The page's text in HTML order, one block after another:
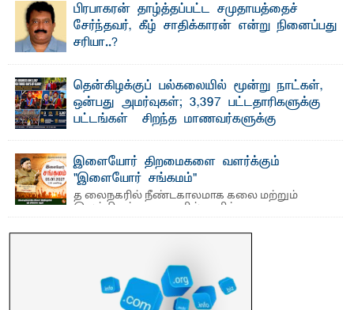
பாண்டிருப்பு ...பிரபாகரன் தாழ்த்தப்பட்ட சமுதாயத்தைச்
சேர்ந்தவர், கீழ் சாதிக்காரன் என்று நினைப்பது
சரியா..?
தென்கிழக்குப் பல்கலையில் மூன்று நாட்கள்,
ஒன்பது அமர்வுகள்; 3,397 பட்டதாரிகளுக்கு
பட்டங்கள் – சிறந்த மாணவர்களுக்கு
மற்றும் சிறப்புப் பரிசுகள்
எம்.வை. அமீர்- ஒ லுவிலில் அமைந்துள்ள தென்கிழக்குப்
பல்கலைக்கழகத்தின் 18ஆவது பொதுப் பட்டமளிப்பு விழா ...
இளையோர் திறமைகளை வளர்க்கும்
"இளையோர் சங்கமம்"
த லைநகரில் நீண்டகாலமாக கலை மற்றும்
இலக்கியத் துறைகளில் தனித்துவமான
பணிகளை முன்னெடுத்து வரும் புதிய ...